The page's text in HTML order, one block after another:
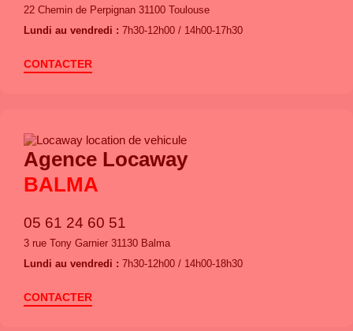
22 Chemin de Perpignan 31100 Toulouse
Lundi au vendredi : 7h30-12h00 / 14h00-17h30
CONTACTER
Agence Locaway
BALMA
05 61 24 60 51
3 rue Tony Garnier 31130 Balma
Lundi au vendredi : 7h30-12h00 / 14h00-18h30
CONTACTER